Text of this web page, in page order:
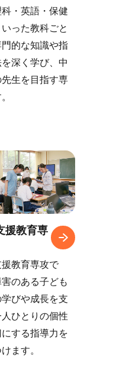
・英語・保健
った教科ごと
的な知識や指
深く学び、中
生を目指す専
援教育専
教育専攻で
のある子ども
びや成長を支
人ひとりの個性
にする指導力を
ます。